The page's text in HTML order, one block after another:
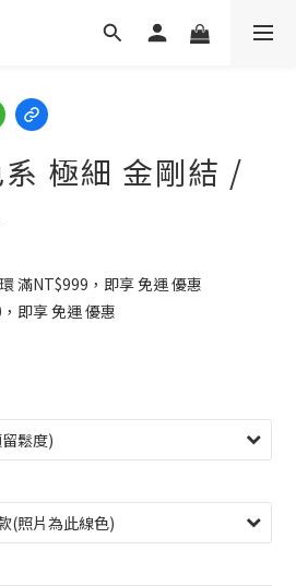
極細 金剛結 /
滿NT$999，即享 免運 優惠
即享 免運 優惠